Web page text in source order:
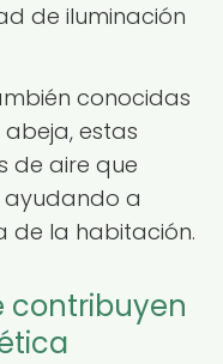
de iluminación
conocidas
estas
de aire que
a
de la habitación.
contribuyen